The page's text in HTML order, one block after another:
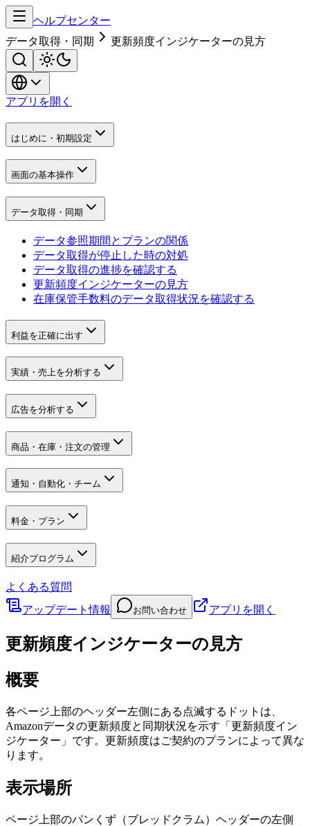
ヘルプセンター
データ取得・同期
更新頻度インジケーターの見方
アプリを開く
はじめに・初期設定
画面の基本操作
データ取得・同期
データ参照期間とプランの関係
データ取得が停止した時の対処
データ取得の進捗を確認する
更新頻度インジケーターの見方
在庫保管手数料のデータ取得状況を確認する
利益を正確に出す
実績・売上を分析する
広告を分析する
商品・在庫・注文の管理
通知・自動化・チーム
料金・プラン
紹介プログラム
よくある質問
アップデート情報
お問い合わせ アプリを開く
更新頻度インジケーターの見方
概要
各ページ上部のヘッダー左側にある点滅するドットは、
Amazonデータの更新頻度と同期状況を示す「更新頻度イン
ジケーター」です。更新頻度はご契約のプランによって異な
ります。
表示場所
ページ上部のパンくず（ブレッドクラム）ヘッダーの左側